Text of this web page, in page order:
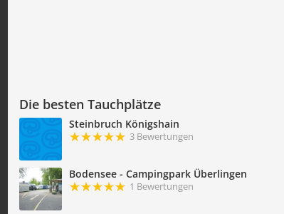
Die besten Tauchplätze
Steinbruch Königshain
3 Bewertungen
Bodensee - Campingpark Überlingen
1 Bewertungen